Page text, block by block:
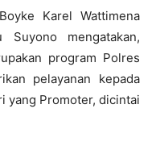
Karel Wattimena
mengatakan,
program Polres
pelayanan kepada
yang Promoter, dicintai